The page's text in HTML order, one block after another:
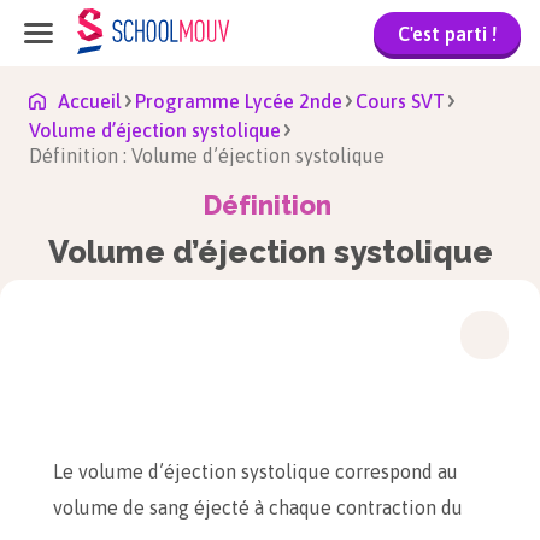
C'est parti !
Accueil Programme Lycée 2nde
Cours SVT
Volume d’éjection systolique
Définition : Volume d’éjection systolique
Définition
Volume d’éjection systolique
Le volume d’éjection systolique correspond au
volume de sang éjecté à chaque contraction du